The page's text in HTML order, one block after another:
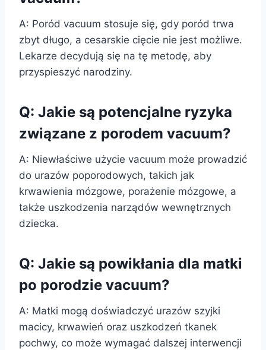
A: Poród vacuum stosuje się, gdy poród trwa
zbyt długo, a cesarskie cięcie nie jest możliwe.
Lekarze decydują się na tę metodę, aby
przyspieszyć narodziny.
Q: Jakie są potencjalne ryzyka
związane z porodem vacuum?
A: Niewłaściwe użycie vacuum może prowadzić
do urazów poporodowych, takich jak
krwawienia mózgowe, porażenie mózgowe, a
także uszkodzenia narządów wewnętrznych
dziecka.
Q: Jakie są powikłania dla matki
po porodzie vacuum?
A: Matki mogą doświadczyć urazów szyjki
macicy, krwawień oraz uszkodzeń tkanek
pochwy, co może wymagać dalszej interwencji